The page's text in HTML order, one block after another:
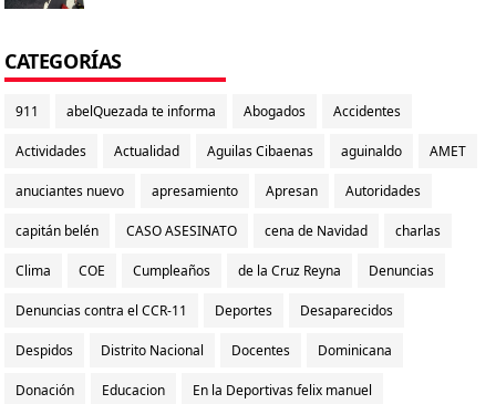
CATEGORÍAS
911 abelQuezada te informa Abogados Accidentes
Actividades Actualidad Aguilas Cibaenas aguinaldo AMET
anuciantes nuevo apresamiento Apresan Autoridades
capitán belén CASO ASESINATO cena de Navidad charlas
Clima COE Cumpleaños de la Cruz Reyna Denuncias
Denuncias contra el CCR-11 Deportes Desaparecidos
Despidos Distrito Nacional Docentes Dominicana
Donación Educacion En la Deportivas felix manuel